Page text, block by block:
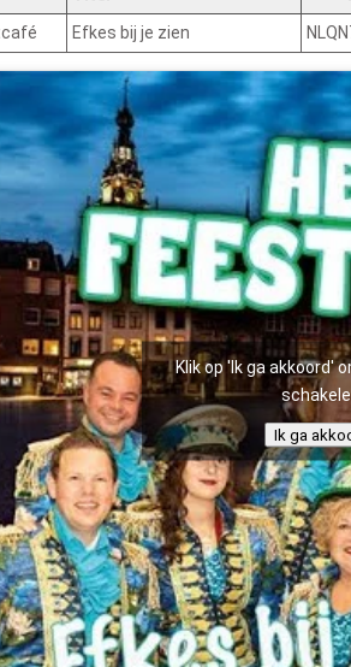
Efkes bij je zien
Klik op 'Ik ga akkoord'
Ik ga